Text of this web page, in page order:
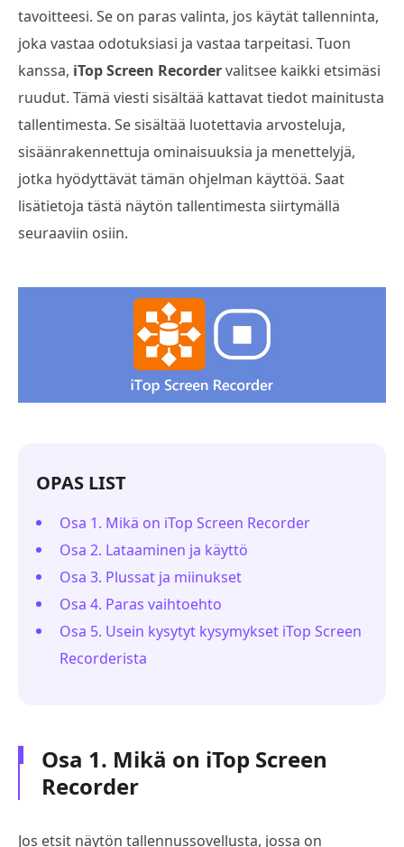
tavoitteesi. Se on paras valinta, jos käytät tallenninta,
joka vastaa odotuksiasi ja vastaa tarpeitasi. Tuon
kanssa, iTop Screen Recordervalitsee kaikki etsimäsi
ruudut. Tämä viesti sisältää kattavat tiedot mainitusta
tallentimesta. Se sisältää luotettavia arvosteluja,
sisäänrakennettuja ominaisuuksia ja menettelyjä,
jotka hyödyttävät tämän ohjelman käyttöä. Saat
lisätietoja tästä näytön tallentimesta siirtymällä
seuraaviin osiin.
OPAS LIST
Osa 1. Mikä on iTop Screen Recorder
Osa 2. Lataaminen ja käyttö
Osa 3. Plussat ja miinukset
Osa 4. Paras vaihtoehto
Osa 5. Usein kysytyt kysymykset iTop Screen
Recorderista
Osa 1. Mikä on iTop Screen
Recorder
Jos etsit näytön tallennussovellusta, jossa on